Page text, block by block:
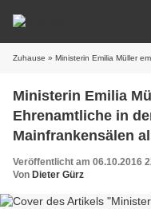
Zuhause » Ministerin Emilia Müller empfing viele Ehrenamtliche in
Ministerin Emilia
Ehrenamtliche in
Mainfrankensälen
vierten
Veröffentlicht am 06.10.2016
Von Dieter Gürz